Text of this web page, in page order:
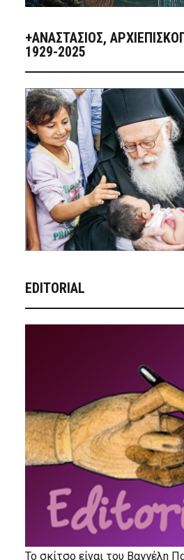
+ΑΝΑΣΤΆΣΙΟΣ,
1929-2025
EDITORIAL
Το σκίτσο είναι του Βαγγέλη